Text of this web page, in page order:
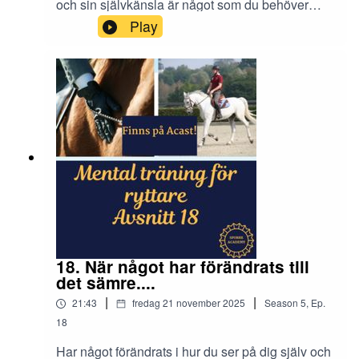
och sin självkänsla är något som du behöver
göra hela livet. Olika saker som händer påverkar
oss, och ökar eller minskar självförtroendet och
bilden av oss själva.För att du ska våga ta itu
med utmanande uppgifter och kliva utanför din
comfort zone så behöver självbilden vara
vältränad.Hur gör du för att stärka ditt
självförtroende?
Play
18. När något har förändrats till
det sämre....
21:43 | fredag 21 november 2025 | Season 5, Ep.
18
Har något förändrats i hur du ser på dig själv och